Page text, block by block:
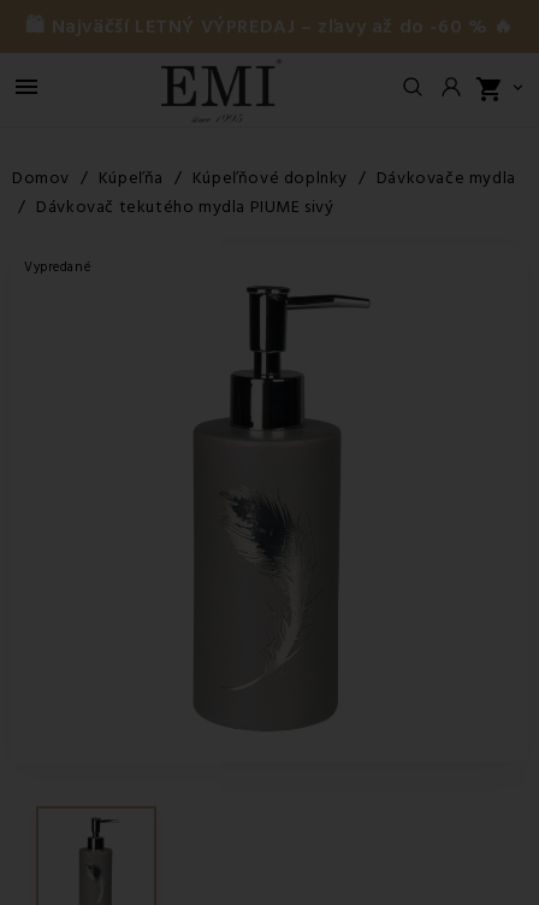
🛍️ Najväčší LETNÝ VÝPREDAJ – zľavy až do -60 % 🔥
 shopping_cart 
Domov Kúpeľňa Kúpeľňové doplnky
Dávkovače mydla
Dávkovač tekutého mydla PIUME sivý
Vypredané